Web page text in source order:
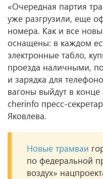
«Очередная партия
уже разгрузили, еще
номера. Как и все
оснащены: в каждом
электронные табло,
проезда наличными,
и зарядка для
вагоны выйдут в
cherinfo пресс-
Яковлева.
Новые трамваи
по федеральной
воздух»